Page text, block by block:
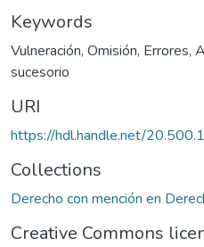
Keywords
Vulneración, Omisión, Errores,
sucesorio
URI
https://hdl.handle.net/
Collections
Derecho con mención en
Creative Commons